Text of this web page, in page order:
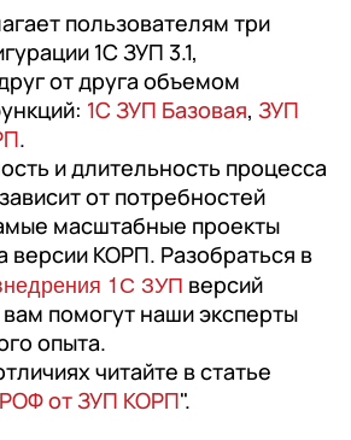
пользователям три
1С ЗУП 3.1,
от друга объемом
1С ЗУП Базовая, ЗУП
.
и длительность процесса
от потребностей
масштабные проекты
версии КОРП. Разобраться в
1С ЗУП версий
помогут наши эксперты
опыта.
читайте в статье
от ЗУП КОРП".